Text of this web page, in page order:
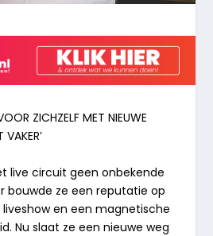
ZICHZELF MET NIEUWE
VAKER’
live circuit geen onbekende
bouwde ze een reputatie op
en een magnetische
Nu slaat ze een nieuwe weg